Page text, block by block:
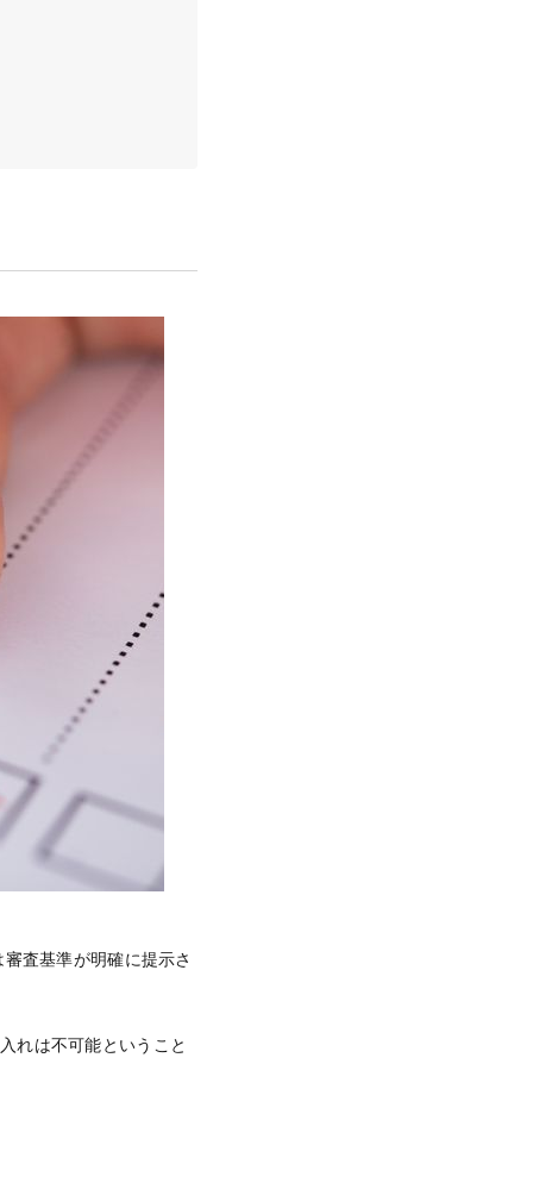
査基準が明確に提示さ
れは不可能ということ